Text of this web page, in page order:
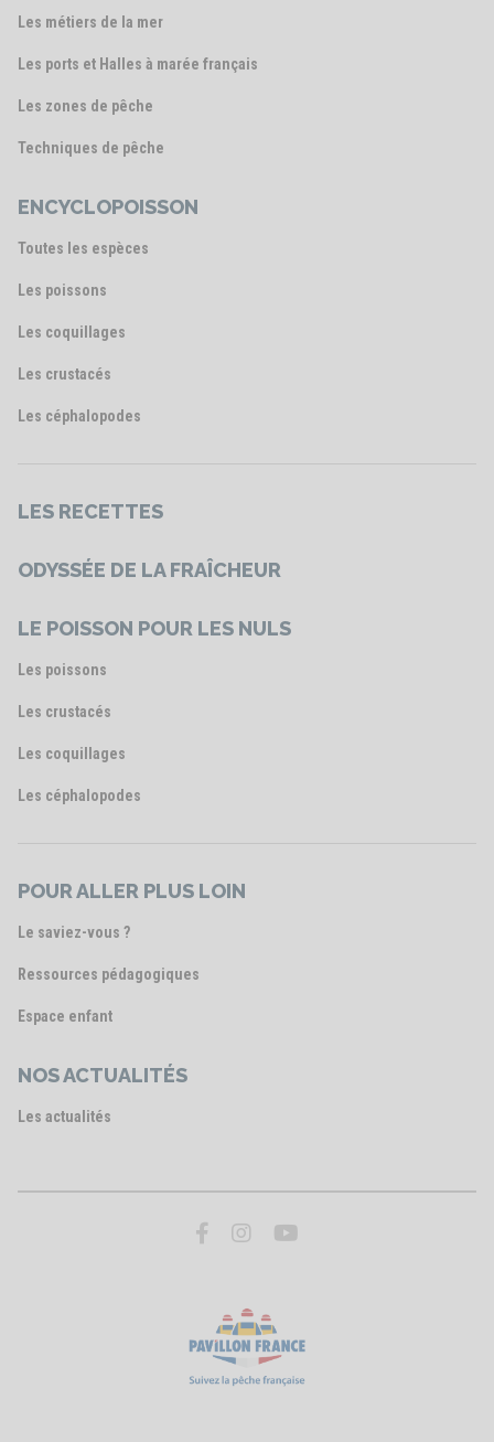
Les métiers de la mer
Les ports et Halles à marée français
Les zones de pêche
Techniques de pêche
ENCYCLOPOISSON
Toutes les espèces
Les poissons
Les coquillages
Les crustacés
Les céphalopodes
LES RECETTES
ODYSSÉE DE LA FRAÎCHEUR
LE POISSON POUR LES NULS
Les poissons
Les crustacés
Les coquillages
Les céphalopodes
POUR ALLER PLUS LOIN
Le saviez-vous ?
Ressources pédagogiques
Espace enfant
NOS ACTUALITÉS
Les actualités